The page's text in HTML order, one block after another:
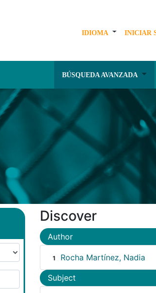
IDIOMA INICIAR
BÚSQUEDA AVANZADA
Discover
Author
1 Rocha Martínez, Nadia
Subject